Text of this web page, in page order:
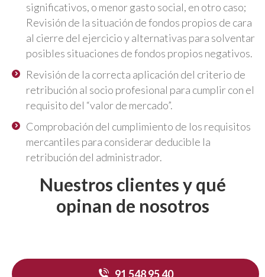
significativos, o menor gasto social, en otro caso;
Revisión de la situación de fondos propios de cara
al cierre del ejercicio y alternativas para solventar
posibles situaciones de fondos propios negativos.
Revisión de la correcta aplicación del criterio de
retribución al socio profesional para cumplir con el
requisito del “valor de mercado”.
Comprobación del cumplimiento de los requisitos
mercantiles para considerar deducible la
retribución del administrador.
Nuestros clientes y qué
opinan de nosotros
91 548 95 40